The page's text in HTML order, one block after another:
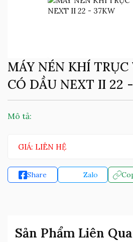
MÁY NÉN KHÍ
CÓ DẦU NEXT II 22
Mô tả:
GIÁ: LIÊN HỆ
Share Zalo
Sản Phẩm Liên